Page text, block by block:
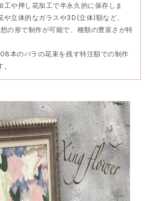
工や押し花加工で半永久的に保存しま
や立体的なガラスや3D(立体)額など、
の形で制作が可能で、種類の豊富さが特
本のバラの花束を残す特注額での制作